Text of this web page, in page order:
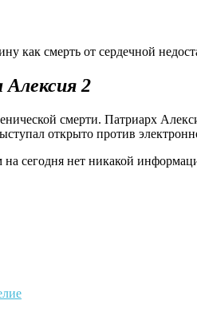
как смерть от сердечной
2
смерти. Патриарх
открыто против
сегодня нет никакой